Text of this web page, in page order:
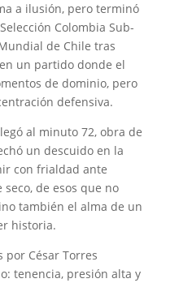
a ilusión, pero terminó
Colombia Sub-
de Chile tras
un partido donde el
de dominio, pero
defensiva.
al minuto 72, obra de
un descuido en la
con frialdad ante
seco, de esos que no
también el alma de un
historia.
por César Torres
tenencia, presión alta y